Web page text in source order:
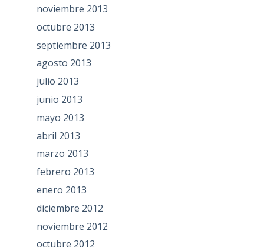
noviembre 2013
octubre 2013
septiembre 2013
agosto 2013
julio 2013
junio 2013
mayo 2013
abril 2013
marzo 2013
febrero 2013
enero 2013
diciembre 2012
noviembre 2012
octubre 2012